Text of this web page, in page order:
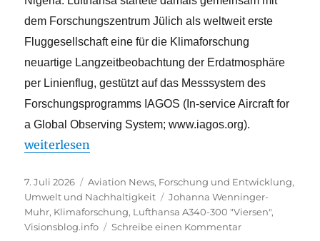
dem Forschungszentrum Jülich als weltweit erste
Fluggesellschaft eine für die Klimaforschung
neuartige Langzeitbeobachtung der Erdatmosphäre
per Linienflug, gestützt auf das Messsystem des
Forschungsprogramms IAGOS (In-service Aircraft for
a Global Observing System; www.iagos.org).
„Im Dienst der Klimaforschung seit 15 Jahren“
weiterlesen
Veröffentlicht
am
7. Juli 2026 Kategorien
Aviation News, Forschung und Entwicklung,
Umwelt und Nachhaltigkeit
Schlagwörter
Johanna Wenninger-
Muhr, Klimaforschung, Lufthansa A340-300 "Viersen",
Visionsblog.info
Schreibe einen Kommentarzu